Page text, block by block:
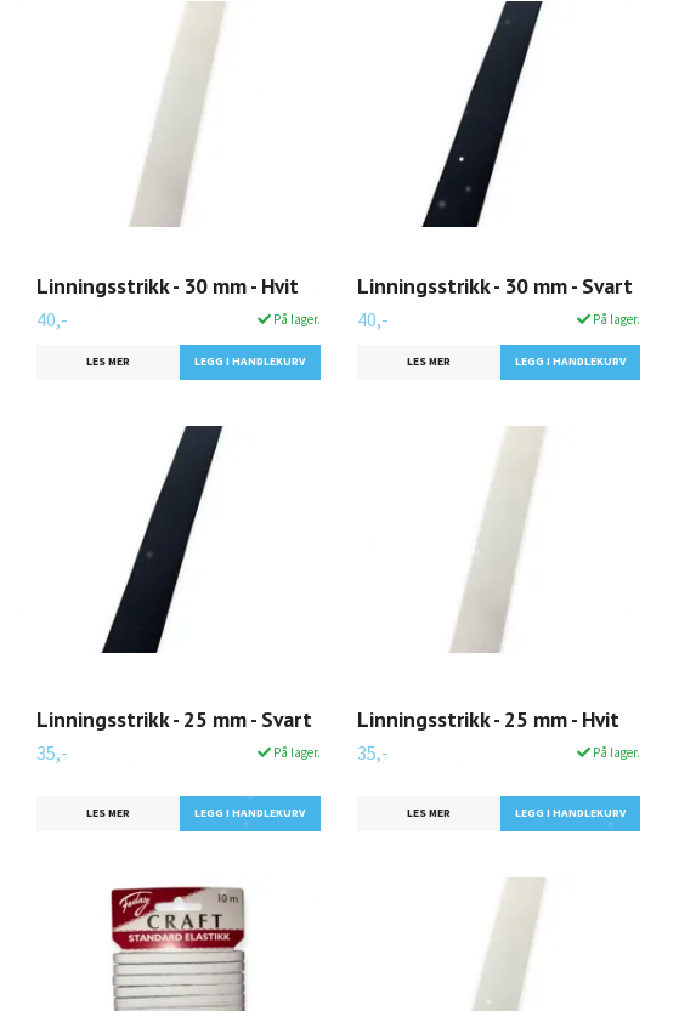
Linningsstrikk - 30 mm - Hvit
40,- På lager.
LES MER
Linningsstrikk - 30 mm - Svart
40,- På lager.
LES MER
Linningsstrikk - 25 mm - Svart
35,- På lager.
LES MER
Linningsstrikk - 25 mm - Hvit
35,- På lager.
LES MER